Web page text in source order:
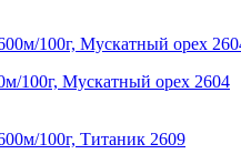
100г, Мускатный орех 2604